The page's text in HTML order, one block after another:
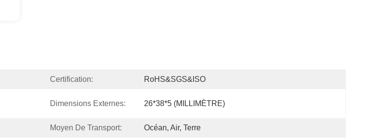
Certification: RoHS&SGS&ISO
Dimensions Externes: 26*38*5 (MILLIMÈTRE)
Moyen De Transport: Océan, Air, Terre